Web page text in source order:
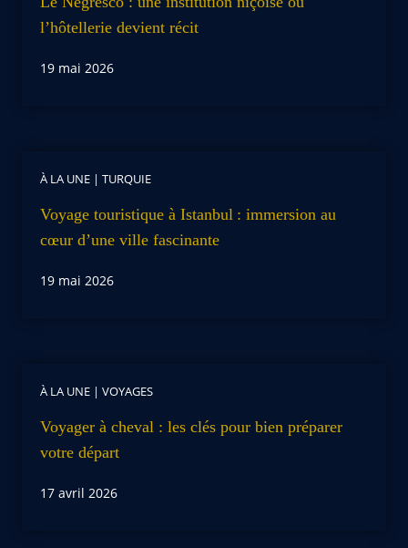
l’hôtellerie devient récit
19 mai 2026
À LA UNE | TURQUIE
Voyage touristique à Istanbul : immersion au
cœur d’une ville fascinante
19 mai 2026
À LA UNE | VOYAGES
Voyager à cheval : les clés pour bien préparer
votre départ
17 avril 2026